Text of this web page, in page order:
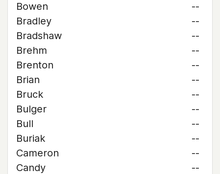
Bowen
--
Bradley
--
Bradshaw
--
Brehm
--
Brenton
--
Brian
--
Bruck
--
Bulger
--
Bull
--
Buriak
--
Cameron
--
Candy
--